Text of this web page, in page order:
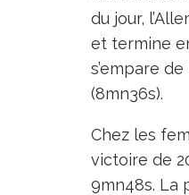
du jour,
et termine
s’empare
(8mn36s).
Chez les
victoire de
9mn48s. La